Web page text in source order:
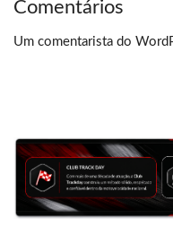
Comentários
Um comentarista do